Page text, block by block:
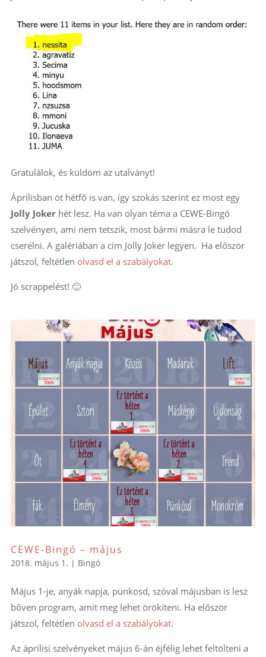
Gratulálok, és küldöm az utalványt!
Áprilisban öt hétfő is van, így szokás szerint ez most egy
Jolly Jokerhét lesz. Ha van olyan téma a CEWE-Bingó
szelvényen, ami nem tetszik, most bármi másra le tudod
cserélni. A galériában a cím Jolly Joker legyen. Ha először
játszol, feltétlen olvasd el a szabályokat.
Jó scrappelést! 🙂
CEWE-Bingó – május
2018. május 1. | Bingó
Május 1-je, anyák napja, pünkösd, szóval májusban is lesz
bőven program, amit meg lehet örökíteni. Ha először
játszol, feltétlen olvasd el a szabályokat.
Az áprilisi szelvényeket május 6-án éjfélig lehet feltölteni a